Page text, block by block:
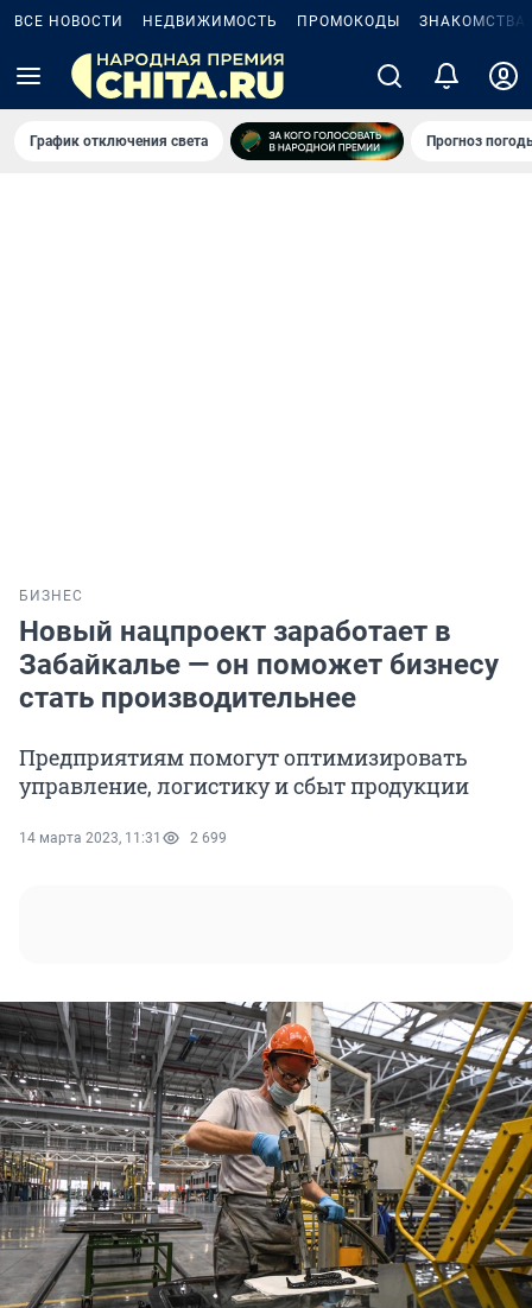
ВСЕ НОВОСТИ НЕДВИЖИМОСТЬ ПРОМОКОДЫ ЗНАКОМСТВА
График отключения света Прогноз
БИЗНЕС
Новый нацпроект заработает в
Забайкалье — он поможет бизнесу
стать производительнее
Предприятиям помогут оптимизировать
управление, логистику и сбыт продукции
14 марта 2023, 11:31 2 699